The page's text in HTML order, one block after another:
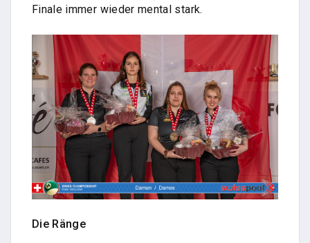
Finale immer wieder mental stark.
Die Ränge